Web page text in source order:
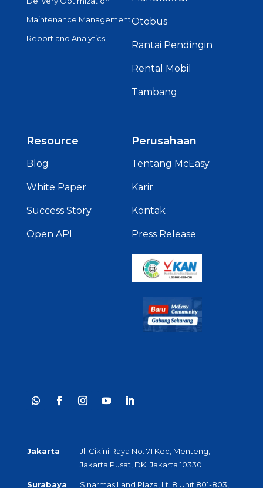
Maintenance Management
Report and Analytics
Otobus
Rantai Pendingin
Rental Mobil
Tambang
Resource
Blog
White Paper
Success Story
Open API
Perusahaan
Tentang McEasy
Karir
Kontak
Press Release
Jakarta
Jl. Cikini Raya No. 71 Kec, Menteng,
Jakarta Pusat, DKI Jakarta 10330
Surabaya Sinarmas Land Plaza, Lt. 8 Unit 801-803,